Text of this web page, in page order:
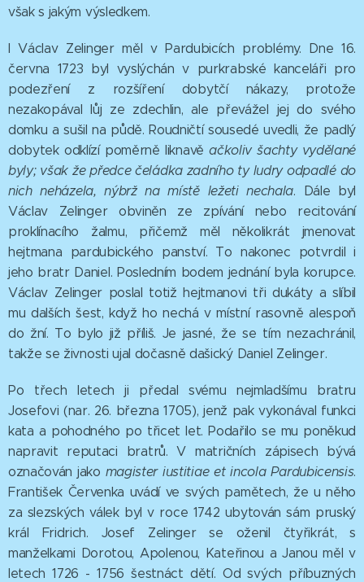
však s jakým výsledkem.
I Václav Zelinger měl v Pardubicích problémy. Dne 16.
června 1723 byl vyslýchán v purkrabské kanceláři pro
podezření z rozšíření dobytčí nákazy, protože
nezakopával lůj ze zdechlin, ale převážel jej do svého
domku a sušil na půdě. Roudničtí sousedé uvedli, že padlý
dobytek odklízí poměrně liknavěačkoliv šachty vydělané
byly; však že předce čeládka zadního ty ludry odpadlé do
nich neházela, nýbrž na místě ležeti nechala. Dále byl
Václav Zelinger obviněn ze zpívání nebo recitování
proklínacího žalmu, přičemž měl několikrát jmenovat
hejtmana pardubického panství. To nakonec potvrdil i
jeho bratr Daniel. Posledním bodem jednání byla korupce.
Václav Zelinger poslal totiž hejtmanovi tři dukáty a slíbil
mu dalších šest, když ho nechá v místní rasovně alespoň
do žní. To bylo již příliš. Je jasné, že se tím nezachránil,
takže se živnosti ujal dočasně dašický Daniel Zelinger.
Po třech letech ji předal svému nejmladšímu bratru
Josefovi (nar. 26. března 1705), jenž pak vykonával funkci
kata a pohodného po třicet let. Podařilo se mu poněkud
napravit reputaci bratrů. V matričních zápisech bývá
označován jako magister iustitiae et incola Pardubicensis.
František Červenka uvádí ve svých pamětech, že u něho
za slezských válek byl v roce 1742 ubytován sám pruský
král Fridrich. Josef Zelinger se oženil čtyřikrát, s
manželkami Dorotou, Apolenou, Kateřinou a Janou měl v
letech 1726 - 1756 šestnáct dětí. Od svých příbuzných